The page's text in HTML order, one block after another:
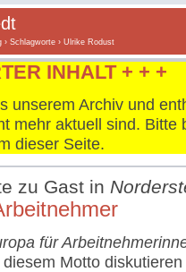
› Schlagworte › Ulrike Rodust
INHALT + + +
unserem Archiv und
mehr aktuell sind. Bitte
dieser Seite.
zu Gast in
für
Motto